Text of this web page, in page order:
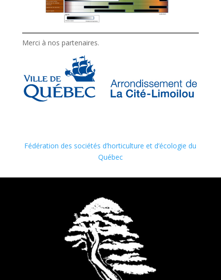
Merci à nos partenaires.
Fédération des sociétés d’horticulture et d’écologie du
Québec